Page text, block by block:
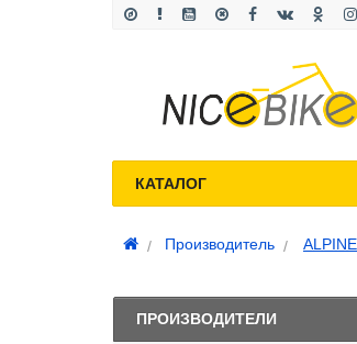
КАТАЛОГ
Производитель
ПРОИЗВОДИТЕЛИ